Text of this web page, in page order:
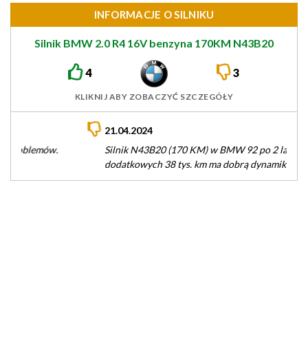
INFORMACJE O SILNIKU
Silnik BMW 2.0 R4 16V benzyna 170KM N43B20
4 3
KLIKNIJ ABY ZOBACZYĆ SZCZEGÓŁY
Silnik N43B20 (170 KM) w BMW 92 po 2 latach użytkowania i
dodatkowych 38 tys. km ma dobrą dynamikę pracy…